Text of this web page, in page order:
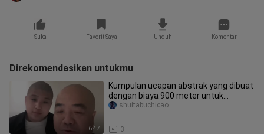
Suka Favorit Saya Unduh Komentar
Direkomendasikan untukmu
6:47
Kumpulan ucapan abstrak yang dibuat
dengan biaya 900 meter untuk
sahabat baik
3
shuitabuchicao